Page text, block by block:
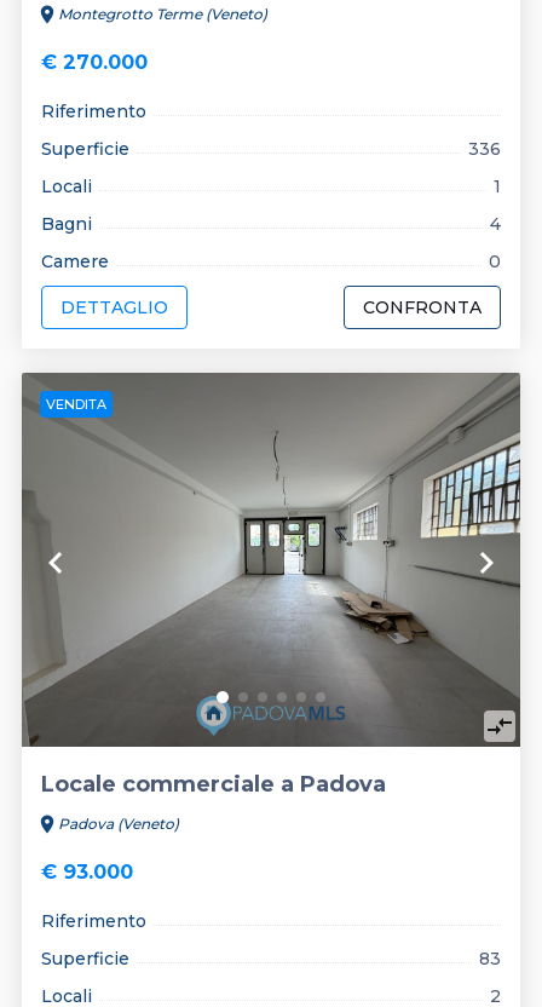
location_on Montegrotto Terme (Veneto)
€ 270.000
Riferimento
Superficie
336
Locali
1
Bagni
4
Camere
0
DETTAGLIO CONFRONTA
VENDITA
keyboard_arrow_left keyboard_arrow_right
compare_arrows
Locale commerciale a Padova
location_on Padova (Veneto)
€ 93.000
Riferimento
Superficie
83
Locali
2